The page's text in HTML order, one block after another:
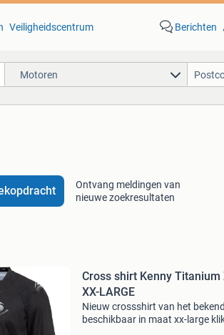
Veiligheidscentrum Berichten
Motoren
Ontvang meldingen van
nieuwe zoekresultaten
Cross shirt Kenny
XX-LARGE
Nieuw crossshirt van het
beschikbaar in maat xx-large